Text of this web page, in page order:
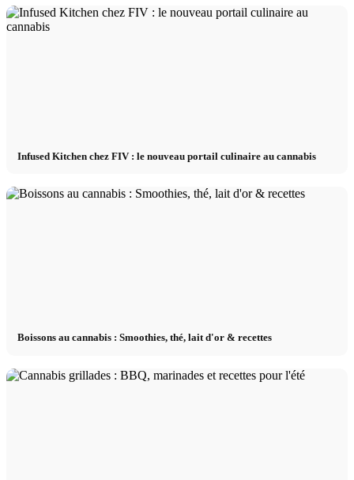
Infused Kitchen chez FIV : le nouveau portail culinaire au cannabis
Boissons au cannabis : Smoothies, thé, lait d'or & recettes